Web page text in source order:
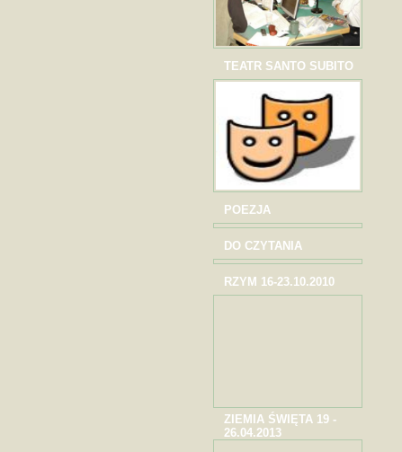
TEATR SANTO SUBITO
POEZJA
DO CZYTANIA
RZYM 16-23.10.2010
ZIEMIA ŚWIĘTA 19 -
26.04.2013